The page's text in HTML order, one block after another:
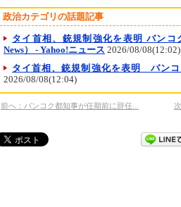
政治カテゴリの話題記事
タイ首相、銃規制強化を表明 バンコ
News） - Yahoo!ニュース 2026/08/08(12:02)
タイ首相、銃規制強化を表明 バン
2026/08/08(12:04)
前へ：バンコク都知事が任期前に辞任...